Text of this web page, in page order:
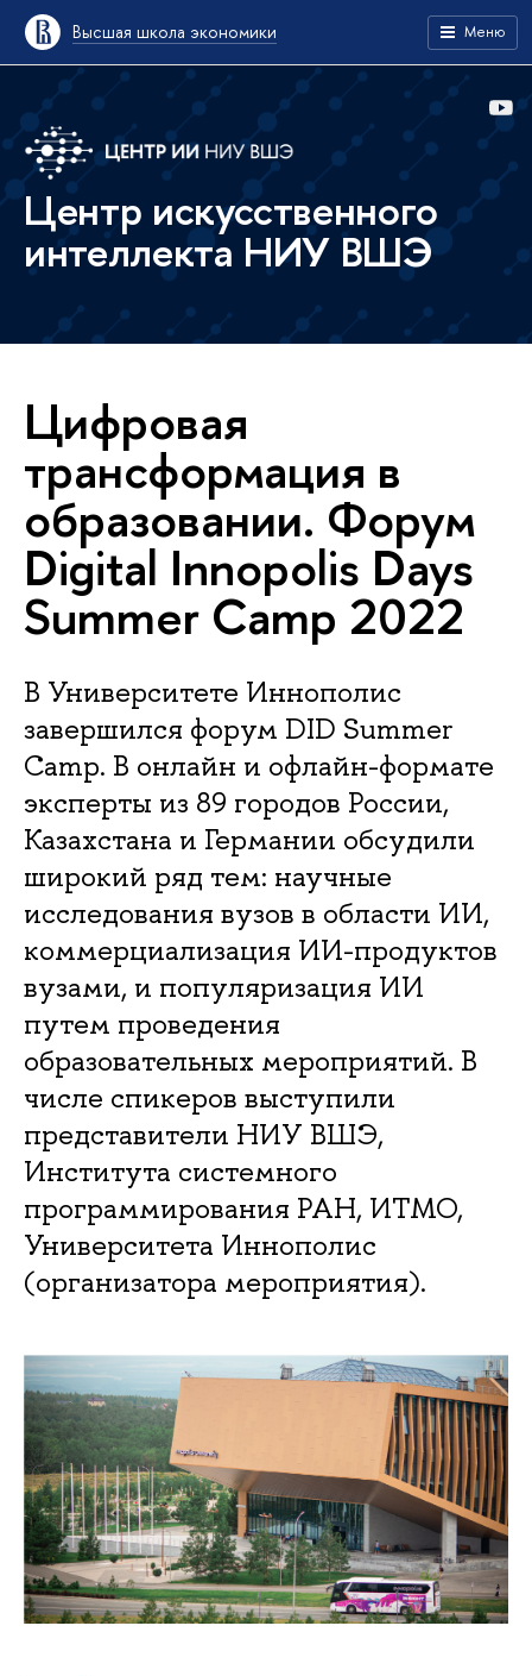
Высшая школа экономики Меню
Центр искусственного
интеллекта НИУ ВШЭ
Цифровая
трансформация в
образовании. Форум
Digital Innopolis Days
Summer Camp 2022
В Университете Иннополис
завершился форум DID Summer
Camp. В онлайн и офлайн-формате
эксперты из 89 городов России,
Казахстана и Германии обсудили
широкий ряд тем: научные
исследования вузов в области ИИ,
коммерциализация ИИ-продуктов
вузами, и популяризация ИИ
путем проведения
образовательных мероприятий. В
числе спикеров выступили
представители НИУ ВШЭ,
Института системного
программирования РАН, ИТМО,
Университета Иннополис
(организатора мероприятия).